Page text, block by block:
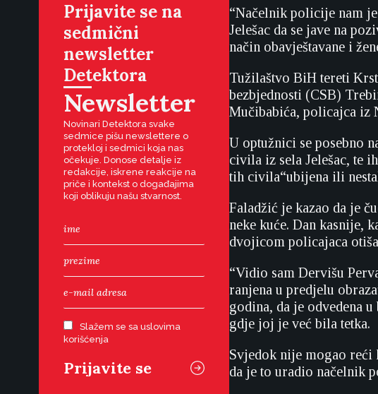
Prijavite se na
sedmični
newsletter
Detektora
Newsletter
Novinari Detektora svake
sedmice pišu newslettere o
protekloj i sedmici koja nas
očekuje. Donose detalje iz
redakcije, iskrene reakcije na
priče i kontekst o događajima
koji oblikuju našu stvarnost.
Slažem se sa uslovima
korišćenja
“Načelnik policije nam
Jelešac da se jave na
način obavještavane i
Tužilaštvo BiH tereti
bezbjednosti (CSB)
Mučibabića, policajca iz
U optužnici se posebno
civila iz sela Jelešac, te
tih civila“ubijena ili
Faladžić je kazao da je
neke kuće. Dan kasnije,
dvojicom policajaca
“Vidio sam Dervišu
ranjena u predjelu
godina, da je odvedena
gdje joj je već bila tetka.
Svjedok nije mogao reći
da je to uradio načelnik